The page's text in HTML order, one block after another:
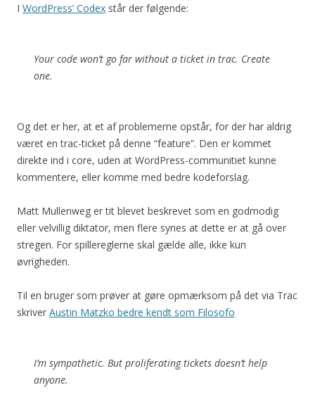
I WordPress’ Codex står der følgende:
Your code won’t go far without a ticket in trac. Create
one.
Og det er her, at et af problemerne opstår, for der har aldrig
været en trac-ticket på denne “feature”. Den er kommet
direkte ind i core, uden at WordPress-communitiet kunne
kommentere, eller komme med bedre kodeforslag.
Matt Mullenweg er tit blevet beskrevet som en godmodig
eller velvillig diktator, men flere synes at dette er at gå over
stregen. For spillereglerne skal gælde alle, ikke kun
øvrigheden.
Til en bruger som prøver at gøre opmærksom på det via Trac
skriver Austin Matzko bedre kendt som Filosofo
I’m sympathetic. But proliferating tickets doesn’t help
anyone.